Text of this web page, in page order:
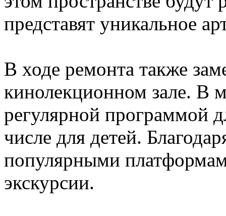
представят уникальное
В ходе ремонта также
кинолекционном зале. В
регулярной программой
числе для детей.
популярными
экскурсии.